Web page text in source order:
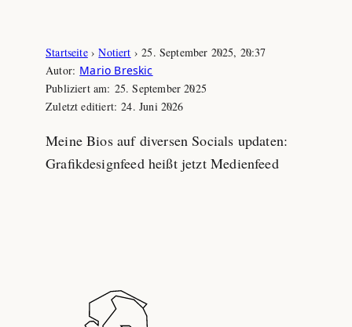
springen
Startseite›Notiert ›25. September 2025, 20:37
Autor: Mario Breskic
Publiziert am: 25. September 2025
Zuletzt editiert:24. Juni 2026
Meine Bios auf diversen Socials updaten:
Grafikdesignfeed heißt jetzt Medienfeed